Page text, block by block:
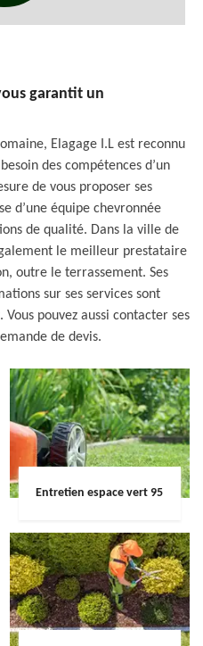
garantit un
Elagage I.L est reconnu
des compétences d’un
de vous proposer ses
d’une équipe chevronnée
de qualité. Dans la ville de
le meilleur prestataire
outre le terrassement. Ses
sur ses services sont
pouvez aussi contacter ses
de devis.
Entretien espace vert 95